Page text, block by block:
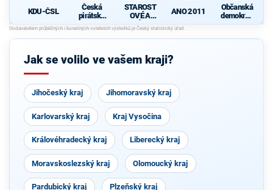
KDU-ČSL
Česká
pirátská
strana
STAROST
OVÉ A
NEZÁVISL
Í
ANO 2011
Občanská
demokrati
cká strana
Jak se volilo ve vašem kraji?
Jihočeský kraj Jihomoravský kraj
Karlovarský kraj Kraj Vysočina
Královéhradecký kraj Liberecký kraj
Moravskoslezský kraj Olomoucký kraj
Pardubický kraj Plzeňský kraj